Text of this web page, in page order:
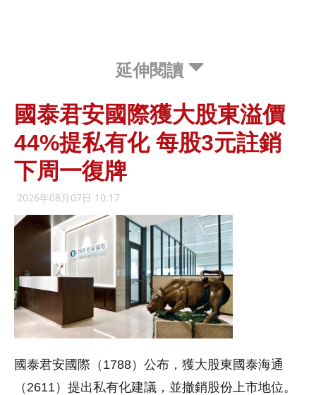
延伸閱讀
國泰君安國際獲大股東溢價
44%提私有化 每股3元註銷
下周一復牌
2026年08月07日 10:17
國泰君安國際（1788）公布，獲大股東國泰海通
（2611）提出私有化建議，並撤銷股份上市地位。